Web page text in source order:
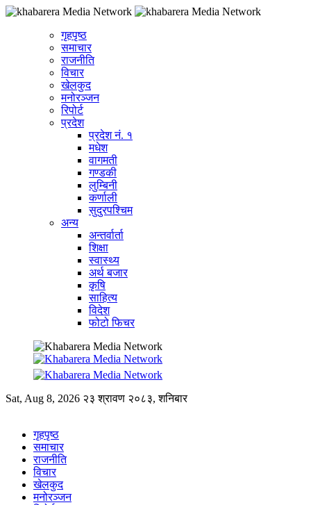
गृहपृष्ठ
समाचार
राजनीति
विचार
खेलकुद
मनोरञ्जन
रिपोर्ट
प्रदेश
प्रदेश नं. १
मधेश
वागमती
गण्डकी
लुम्बिनी
कर्णाली
सुदुरपश्चिम
अन्य
अन्तर्वार्ता
शिक्षा
स्वास्थ्य
अर्थ बजार
कृषि
साहित्य
विदेश
फोटो फिचर
Sat, Aug 8, 2026 २३ श्रावण २०८३, शनिबार
गृहपृष्ठ
समाचार
राजनीति
विचार
खेलकुद
मनोरञ्जन